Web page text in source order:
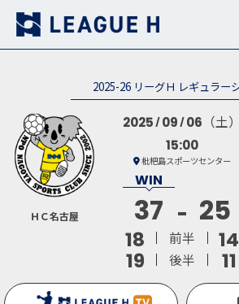
2025-26 リーグＨ レギュラー
ＨＣ名古屋
2025 09 06 （土）
15:00
枇杷島スポーツセンター
37 25
18 前半
14
19
後半 11